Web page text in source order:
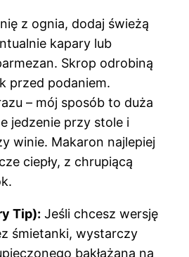
z ognia, dodaj świeżą
kapary lub
Skrop odrobiną
przed podaniem.
– mój sposób to duża
jedzenie przy stole i
winie. Makaron najlepiej
ciepły, z chrupiącą
Tip): Jeśli chcesz wersję
śmietanki, wystarczy
bakłażana na